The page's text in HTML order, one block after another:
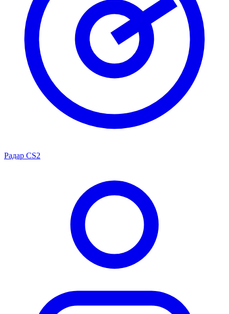
Радар CS2